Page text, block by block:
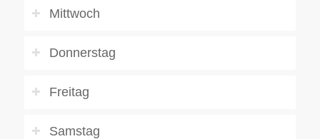
Mittwoch
Donnerstag
Freitag
Samstag